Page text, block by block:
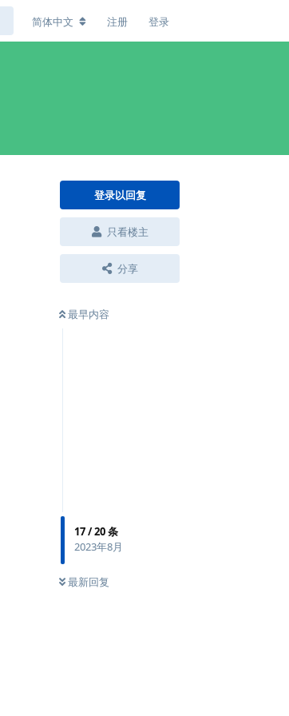
简体中文 注册 登录
登录以回复
只看楼主
分享
最早内容
17/20条
2023年8月
最新回复